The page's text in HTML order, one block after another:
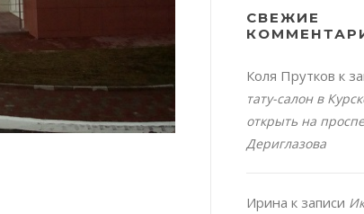
СВЕЖИЕ
Коля Прутков к
тату-салон в
открыть на
Дериглазова
Ирина к записи